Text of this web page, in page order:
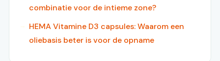
combinatie voor de intieme zone?
HEMA Vitamine D3 capsules: Waarom een
oliebasis beter is voor de opname